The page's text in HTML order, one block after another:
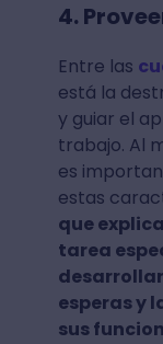
4.
Entre las
está la
y guiar el
trabajo. Al
es
estas
que
tarea
esperas y
sus